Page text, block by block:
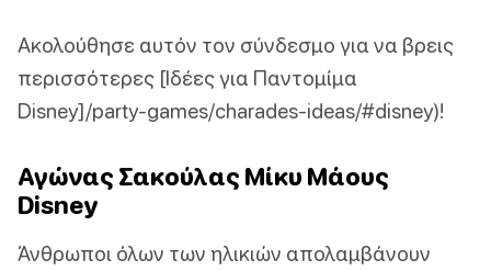
Ακολούθησε αυτόν τον σύνδεσμο για να βρεις
περισσότερες [Ιδέες για Παντομίμα
Disney]/party-games/charades-ideas/#disney)!
Αγώνας Σακούλας Μίκυ Μάους
Disney
Άνθρωποι όλων των ηλικιών απολαμβάνουν